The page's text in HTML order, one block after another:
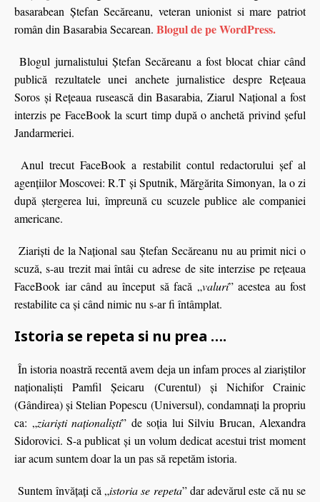
basarabean Ştefan Secăreanu, veteran unionist si mare patriot
român din Basarabia Secarean. Blogul de pe WordPress.
Blogul jurnalistului Ştefan Secăreanu a fost blocat chiar când
publică rezultatele unei anchete jurnalistice despre Reţeaua
Soros şi Reţeaua rusească din Basarabia, Ziarul Naţional a fost
interzis pe FaceBook la scurt timp după o anchetă privind şeful
Jandarmeriei.
Anul trecut FaceBook a restabilit contul redactorului şef al
agenţiilor Moscovei: R.T şi Sputnik, Mărgărita Simonyan, la o zi
după ştergerea lui, împreună cu scuzele publice ale companiei
americane.
Ziarişti de la Naţional sau Ştefan Secăreanu nu au primit nici o
scuză, s-au trezit mai întâi cu adrese de site interzise pe reţeaua
FaceBook iar când au început să facă „valuri” acestea au fost
restabilite ca şi când nimic nu s-ar fi întâmplat.
Istoria se repeta si nu prea ….
În istoria noastră recentă avem deja un infam proces al ziariştilor
naţionalişti Pamfil Şeicaru (Curentul) şi Nichifor Crainic
(Gândirea) şi Stelian Popescu (Universul), condamnaţi la propriu
ca: „ziarişti naţionalişti” de soţia lui Silviu Brucan, Alexandra
Sidorovici. S-a publicat şi un volum dedicat acestui trist moment
iar acum suntem doar la un pas să repetăm istoria.
Suntem învăţaţi că „istoria se repeta” dar adevărul este că nu se